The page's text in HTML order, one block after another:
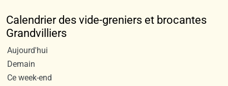
Calendrier des vide-greniers et brocantes
Grandvilliers
Aujourd'hui
Demain
Ce week-end